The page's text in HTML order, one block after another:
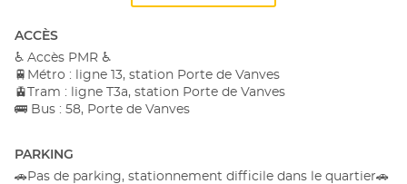
centre
Montparnasse
ACCÈS
♿ Accès PMR ♿
🚆Métro : ligne 13, station Porte de Vanves
🚊Tram : ligne T3a, station Porte de Vanves
🚌 Bus : 58, Porte de Vanves
PARKING
🚗Pas de parking, stationnement difficile dans le quartier🚗